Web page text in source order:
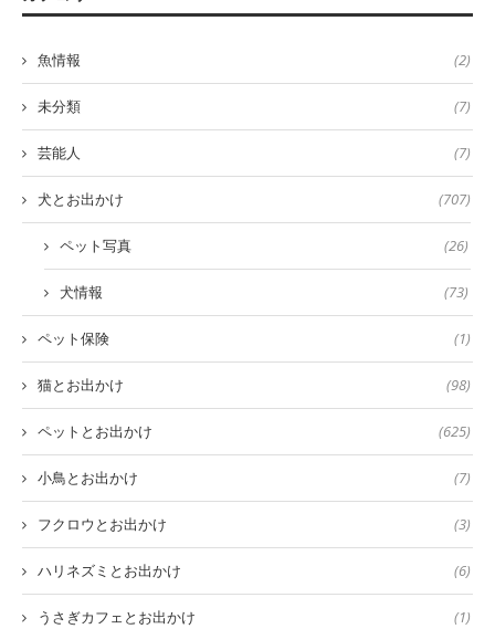
魚情報 (2)
未分類 (7)
芸能人 (7)
犬とお出かけ (707)
ペット写真 (26)
犬情報 (73)
ペット保険 (1)
猫とお出かけ (98)
ペットとお出かけ (625)
小鳥とお出かけ (7)
フクロウとお出かけ (3)
ハリネズミとお出かけ (6)
うさぎカフェとお出かけ (1)